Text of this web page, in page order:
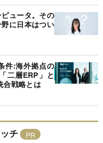
ュータ。その
に日本はつい
件:海外拠点の
二層ERP」と
合戦略とは
チ